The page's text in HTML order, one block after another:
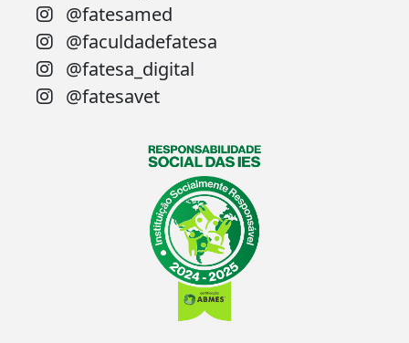
@fatesamed
@faculdadefatesa
@fatesa_digital
@fatesavet